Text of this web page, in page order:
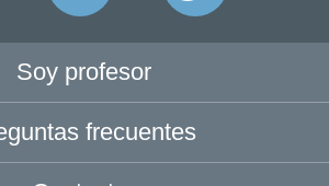
Soy profesor
frecuentes